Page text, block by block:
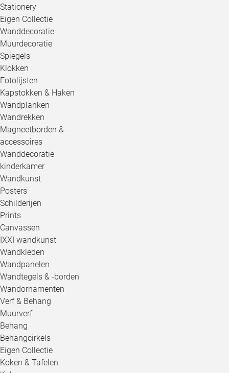
Stationery
Eigen Collectie
Wanddecoratie
Muurdecoratie
Spiegels
Klokken
Fotolijsten
Kapstokken & Haken
Wandplanken
Wandrekken
Magneetborden & -
accessoires
Wanddecoratie
kinderkamer
Wandkunst
Posters
Schilderijen
Prints
Canvassen
IXXI wandkunst
Wandkleden
Wandpanelen
Wandtegels & -borden
Wandornamenten
Verf & Behang
Muurverf
Behang
Behangcirkels
Eigen Collectie
Koken & Tafelen